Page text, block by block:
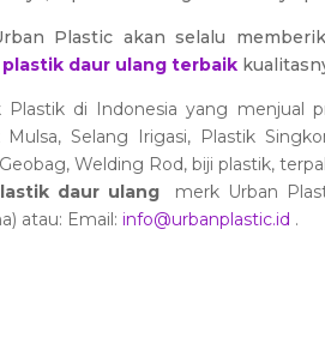
Plastic akan selalu
plastik daur ulang terbaik
Plastik di Indonesia yang menjual
Selang Irigasi, Plastik
Welding Rod, biji plastik,
daur ulang
merk Urban
atau: Email: info@urbanplastic.id .